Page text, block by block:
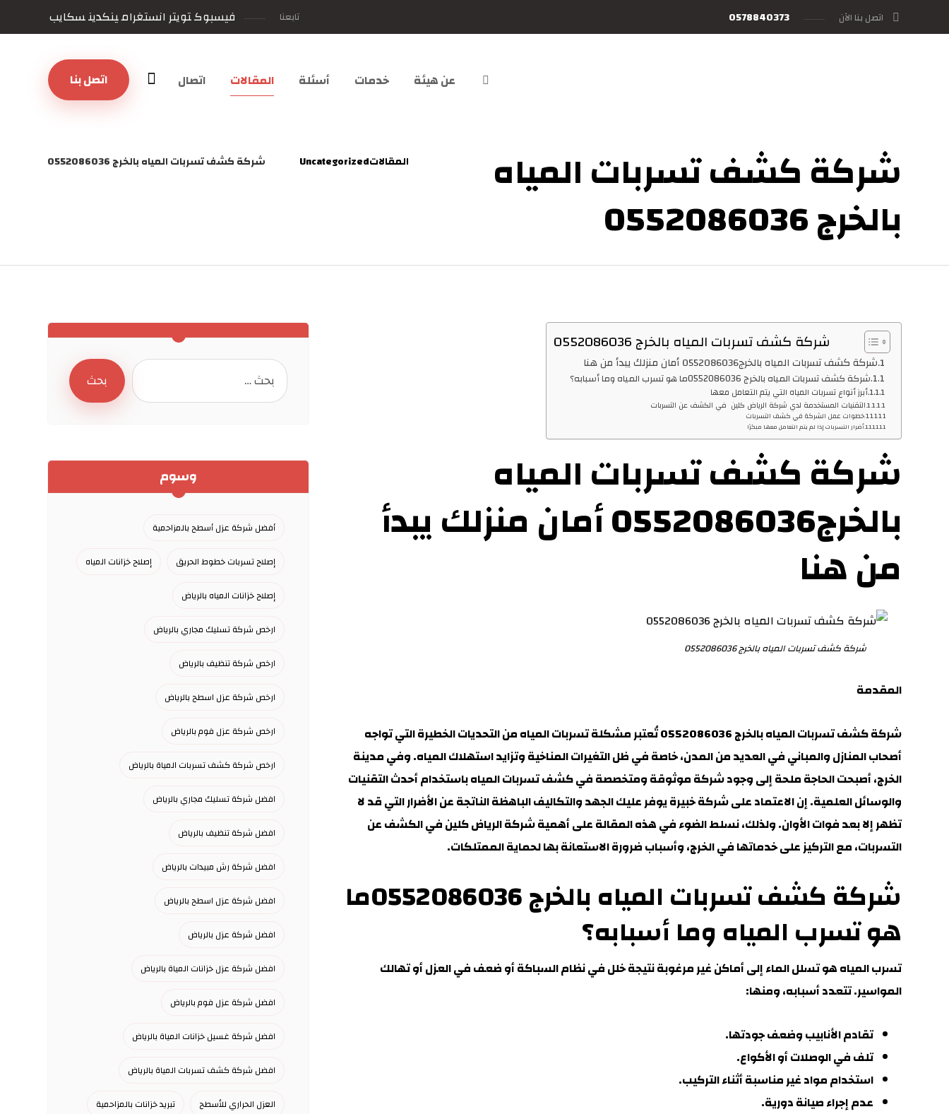
اتصل بنا الآن 0578840373 فيسبوكتويتر انستغرامينكدينسكايب تابعنا
اتصل بنا عن هيئة خدمات أسئلة المقالات اتصال
شركة كشف تسربات المياه
بالخرج 0552086036
المقالاتUncategorized شركة كشف تسربات المياه بالخرج 0552086036
شركة كشف تسربات المياه بالخرج 0552086036
شركة كشف تسربات المياه بالخرج0552086036 أمان منزلك يبدأ من هنا
شركة كشف تسربات المياه بالخرج 0552086036ما هو تسرب المياه وما أسبابه؟
أبرز أنواع تسربات المياه التي يتم التعامل معها
التقنيات المستخدمة لدي شركة الرياض كلين في الكشف عن التسربات
خطوات عمل الشركة في كشف التسربات
أضرار التسربات إذا لم يتم التعامل معها مبكرًا
شركة كشف تسربات المياه
بالخرج0552086036 أمان منزلك يبدأ
من هنا
شركة كشف تسربات المياه بالخرج 0552086036
المقدمة
شركة كشف تسربات المياه بالخرج 0552086036 تُعتبر مشكلة تسربات المياه من التحديات الخطيرة التي تواجه
أصحاب المنازل والمباني في العديد من المدن، خاصة في ظل التغيرات المناخية وتزايد استهلاك المياه. وفي مدينة
الخرج، أصبحت الحاجة ملحة إلى وجود شركة موثوقة ومتخصصة في كشف تسربات المياه باستخدام أحدث التقنيات
والوسائل العلمية. إن الاعتماد على شركة خبيرة يوفر عليك الجهد والتكاليف الباهظة الناتجة عن الأضرار التي قد لا
تظهر إلا بعد فوات الأوان. ولذلك، نسلط الضوء في هذه المقالة على أهميةشركة الرياض كلين في الكشف عن
التسربات، مع التركيز على خدماتها في الخرج، وأسباب ضرورة الاستعانة بها لحماية الممتلكات.
شركة كشف تسربات المياه بالخرج 0552086036ما
هو تسرب المياه وما أسبابه؟
تسرب المياه هو تسلل الماء إلى أماكن غير مرغوبة نتيجة خلل في نظام السباكة أو ضعف في العزل أو تهالك
المواسير. تتعدد أسبابه، ومنها:
تقادم الأنابيب وضعف جودتها.
تلف في الوصلات أو الأكواع.
استخدام مواد غير مناسبة أثناء التركيب.
عدم إجراء صيانة دورية.
وسوم
أفضل شركة عزل أسطح بالمزاحمية
إصلاح تسربات خطوط الحريق إصلاح خزانات المياه
إصلاح خزانات المياه بالرياض
ارخص شركة تسليك مجاري بالرياض
ارخص شركة تنظيف بالرياض
ارخص شركة عزل اسطح بالرياض
ارخص شركة عزل فوم بالرياض
ارخص شركة كشف تسربات المياة بالرياض
افضل شركة تسليك مجاري بالرياض
افضل شركة تنظيف بالرياض
افضل شركة رش مبيدات بالرياض
افضل شركة عزل اسطح بالرياض
افضل شركة عزل بالرياض
افضل شركة عزل خزانات المياة بالرياض
افضل شركة عزل فوم بالرياض
افضل شركة غسيل خزانات المياة بالرياض
افضل شركة كشف تسربات المياة بالرياض
العزل الحراري للأسطح تبريد خزانات بالمزاحمية